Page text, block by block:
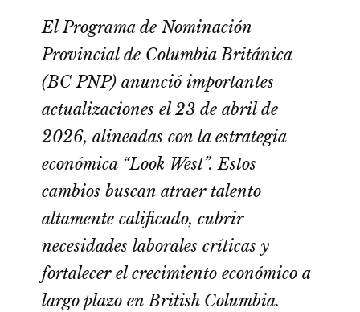
El Programa de Nominación
Provincial de Columbia Británica
(BC PNP) anunció importantes
actualizaciones el 23 de abril de
2026, alineadas con la estrategia
económica “Look West”. Estos
cambios buscan atraer talento
altamente calificado, cubrir
necesidades laborales críticas y
fortalecer el crecimiento económico a
largo plazo en British Columbia.